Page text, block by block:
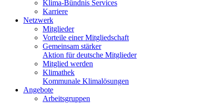
Klima-Bündnis Services
Karriere
Netzwerk
Mitglieder
Vorteile einer Mitgliedschaft
Gemeinsam stärker
Aktion für deutsche Mitglieder
Mitglied werden
Klimathek
Kommunale Klimalösungen
Angebote
Arbeitsgruppen